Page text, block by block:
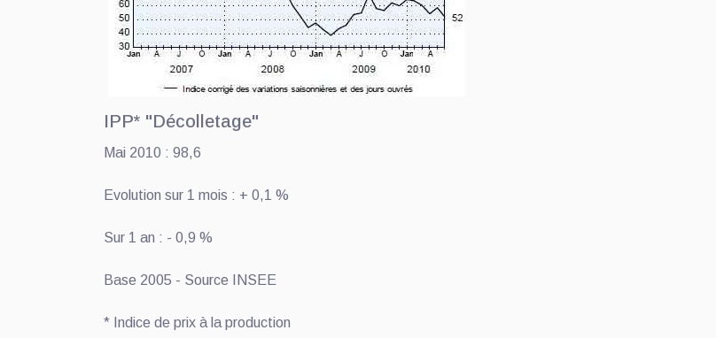
IPP* "Décolletage"
Mai 2010 : 98,6
Evolution sur 1 mois : + 0,1 %
Sur 1 an : - 0,9 %
Base 2005 - Source INSEE
* Indice de prix à la production